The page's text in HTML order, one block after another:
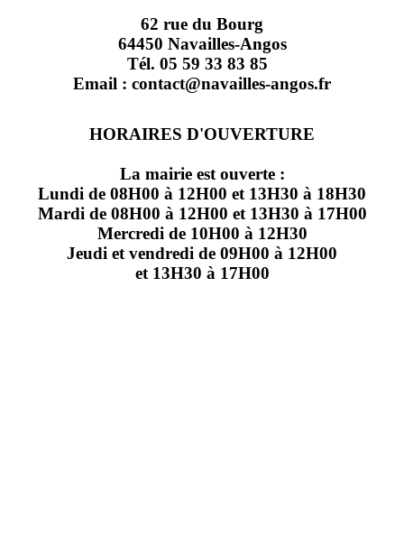
62 rue du Bourg
64450 Navailles-Angos
Tél. 05 59 33 83 85
Email : contact@navailles-angos.fr
HORAIRES D'OUVERTURE
La mairie est ouverte :
Lundi de 08H00 à 12H00 et 13H30 à 18H30
Mardi de 08H00 à 12H00 et 13H30 à 17H00
Mercredi de 10H00 à 12H30
Jeudi et vendredi de 09H00 à 12H00
et 13H30 à 17H00